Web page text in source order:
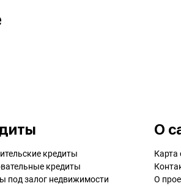
кредиты
кредиты
под залог недвижимости
О
Карта
О